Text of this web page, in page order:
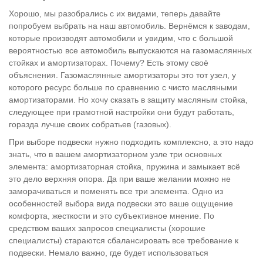
Хорошо, мы разобрались с их видами, теперь давайте
попробуем выбрать на наш автомобиль. Вернёмся к заводам,
которые производят автомобили и увидим, что с большой
вероятностью все автомобиль выпускаются на газомаслянных
стойках и амортизаторах. Почему? Есть этому своё
объяснения. Газомаслянные амортизаторы это тот узел, у
которого ресурс больше по сравнению с чисто масляными
амортизаторами. Но хочу сказать в защиту масляным стойка,
следующее при грамотной настройки они будут работать,
горазда лучше своих собратьев (газовых).
При выборе подвески нужно подходить комплексно, а это надо
знать, что в вашем амортизаторном узле три основных
элемента: амортизаторная стойка, пружина и замыкает всё
это дело верхняя опора. Да при ваше желании можно не
заморачиваться и поменять все три элемента. Одно из
особенностей выбора вида подвески это ваше ощущение
комфорта, жесткости и это субъективное мнение. По
средством ваших запросов специалисты (хорошие
специалисты) стараются сбалансировать все требование к
подвески. Немало важно, где будет использоваться